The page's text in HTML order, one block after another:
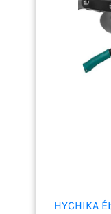
HYCHIKA